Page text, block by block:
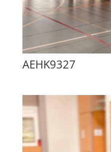
AEHK9327